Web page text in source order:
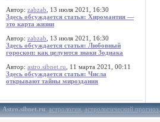
Автор: zabzab , 13 июля 2021, 16:30
Здесь обсуждается статья: Хиромантия —
это карта жизни
Автор: zabzab , 13 июля 2021, 16:30
Здесь обсуждается статья: Любовный
гороскоп: как целуются знаки Зодиака
Автор: astro.sibnet.ru , 11 марта 2021, 00:11
Здесь обсуждается статья: Числа
открывают тайны мироздания
Astro.sibnet.ru:астрология,астрологический прогноз